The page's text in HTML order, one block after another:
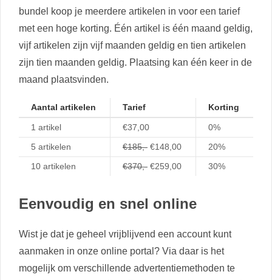
bundel koop je meerdere artikelen in voor een tarief
met een hoge korting. Één artikel is één maand geldig,
vijf artikelen zijn vijf maanden geldig en tien artikelen
zijn tien maanden geldig. Plaatsing kan één keer in de
maand plaatsvinden.
Aantal artikelen Tarief Korting
1 artikel €37,00 0%
5 artikelen €185,- €148,00 20%
10 artikelen €370,- €259,00 30%
Eenvoudig en snel online
Wist je dat je geheel vrijblijvend een account kunt
aanmaken in onze online portal? Via daar is het
mogelijk om verschillende advertentiemethoden te